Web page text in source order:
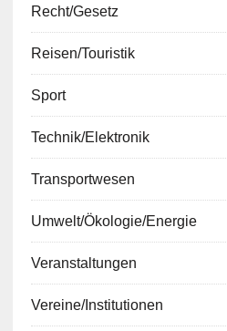
Recht/Gesetz
Reisen/Touristik
Sport
Technik/Elektronik
Transportwesen
Umwelt/Ökologie/Energie
Veranstaltungen
Vereine/Institutionen